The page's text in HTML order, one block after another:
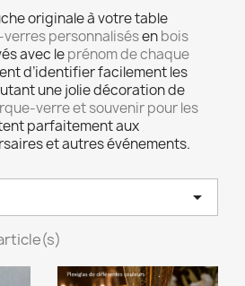
originale à votre table
personnalisésenbois
avec leprénom de chaque
d’identifier facilement les
une jolie décoration de
verre et souvenir pour les
parfaitement aux
et autres événements.
